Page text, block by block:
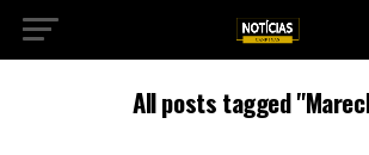
All posts tagged